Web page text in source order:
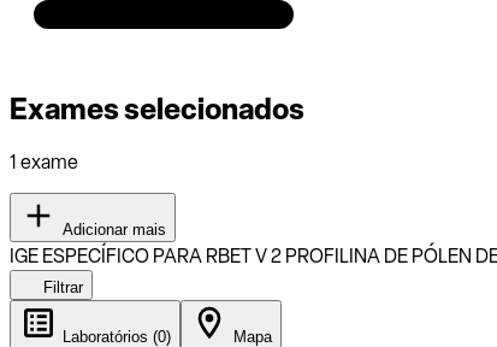
Exames selecionados
1 exame
Adicionar mais
IGE ESPECÍFICO PARA RBET V 2 PROFILINA DE PÓLEN
Filtrar
Laboratórios (0) Mapa